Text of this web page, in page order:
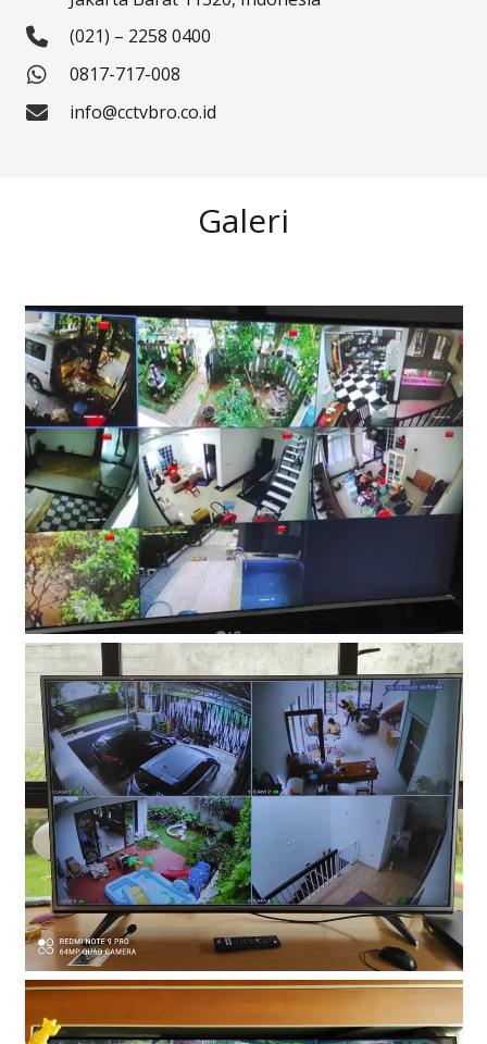
(021) – 2258 0400
0817-717-008
info@cctvbro.co.id
Galeri